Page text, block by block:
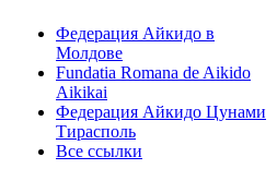
Федерация Айкидо в
Молдове
Fundatia Romana de Aikido
Aikikai
Федерация Айкидо Цунами
Тирасполь
Все ссылки